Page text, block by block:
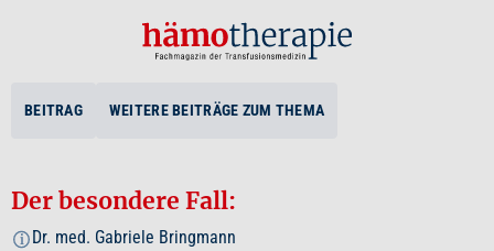
BEITRAG WEITERE BEITRÄGE ZUM THEMA
Der besondere Fall:
i Dr. med. Gabriele Bringmann